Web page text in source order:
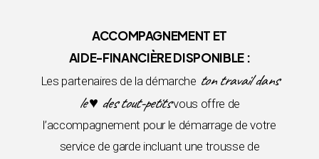
ACCOMPAGNEMENT ET
AIDE-FINANCIÈRE DISPONIBLE :
Les partenaires de la démarche ton travail dans
le ♥ des tout-petitsvous offre de
l’accompagnement pour le démarrage de votre
service de garde incluant une trousse de